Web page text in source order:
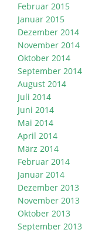
Februar 2015
Januar 2015
Dezember 2014
November 2014
Oktober 2014
September 2014
August 2014
Juli 2014
Juni 2014
Mai 2014
April 2014
März 2014
Februar 2014
Januar 2014
Dezember 2013
November 2013
Oktober 2013
September 2013